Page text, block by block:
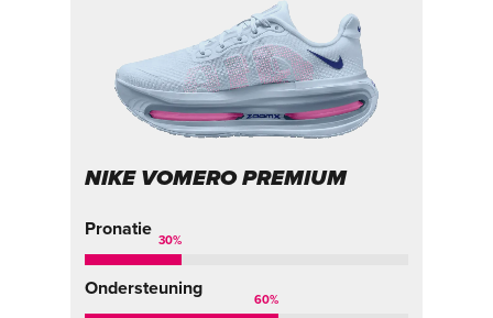
NIKE VOMERO PREMIUM
Pronatie
30%
Ondersteuning
60%